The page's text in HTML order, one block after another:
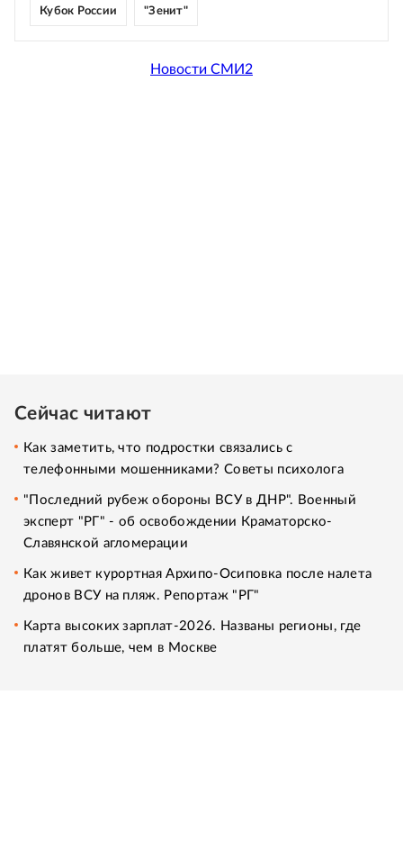
Кубок России "Зенит"
Новости СМИ2
Сейчас читают
Как заметить, что подростки связались с
телефонными мошенниками? Советы психолога
"Последний рубеж обороны ВСУ в ДНР". Военный
эксперт "РГ" - об освобождении Краматорско-
Славянской агломерации
Как живет курортная Архипо-Осиповка после налета
дронов ВСУ на пляж. Репортаж "РГ"
Карта высоких зарплат-2026. Названы регионы, где
платят больше, чем в Москве